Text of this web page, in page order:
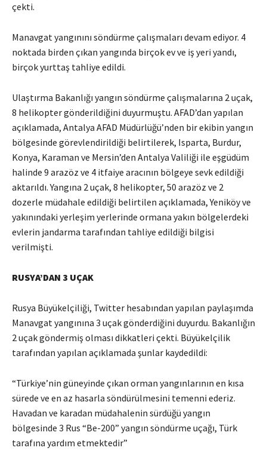
çekti.
Manavgat yangınını söndürme çalışmaları devam ediyor. 4
noktada birden çıkan yangında birçok ev ve iş yeri yandı,
birçok yurttaş tahliye edildi.
Ulaştırma Bakanlığı yangın söndürme çalışmalarına 2 uçak,
8 helikopter gönderildiğini duyurmuştu. AFAD’dan yapılan
açıklamada, Antalya AFAD Müdürlüğü’nden bir ekibin yangın
bölgesinde görevlendirildiği belirtilerek, Isparta, Burdur,
Konya, Karaman ve Mersin’den Antalya Valiliği ile eşgüdüm
halinde 9 arazöz ve 4 itfaiye aracının bölgeye sevk edildiği
aktarıldı. Yangına 2 uçak, 8 helikopter, 50 arazöz ve 2
dozerle müdahale edildiği belirtilen açıklamada, Yeniköy ve
yakınındaki yerleşim yerlerinde ormana yakın bölgelerdeki
evlerin jandarma tarafından tahliye edildiği bilgisi
verilmişti.
RUSYA’DAN 3 UÇAK
Rusya Büyükelçiliği, Twitter hesabından yapılan paylaşımda
Manavgat yangınına 3 uçak gönderdiğini duyurdu. Bakanlığın
2 uçak göndermiş olması dikkatleri çekti. Büyükelçilik
tarafından yapılan açıklamada şunlar kaydedildi:
“Türkiye’nin güneyinde çıkan orman yangınlarının en kısa
sürede ve en az hasarla söndürülmesini temenni ederiz.
Havadan ve karadan müdahalenin sürdüğü yangın
bölgesinde 3 Rus “Be-200” yangın söndürme uçağı, Türk
tarafına yardım etmektedir”